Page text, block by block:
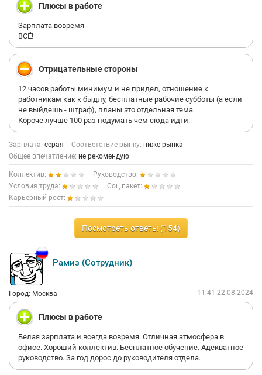
Плюсы в работе
Зарплата вовремя
ВСЁ!
Отрицательные стороны
12 часов работы минимум и не придел, отношение к
работникам как к быдлу, бесплатные рабочие субботы (а если
не выйдешь - штраф), планы это отдельная тема.
Короче лучше 100 раз подумать чем сюда идти.
Зарплата: серая Соответствие рынку: ниже рынка
Общее впечатление: не рекомендую
Коллектив:
Руководство:
Условия труда:
Соц.пакет:
Карьерный рост:
Посмотреть ответы (154)
Рамиз (Сотрудник)
Город: Москва 11:41 22.08.2024
Плюсы в работе
Белая зарплата и всегда вовремя. Отличная атмосфера в
офисе. Хороший коллектив. Бесплатное обучение. Адекватное
руководство. За год дорос до руководителя отдела.